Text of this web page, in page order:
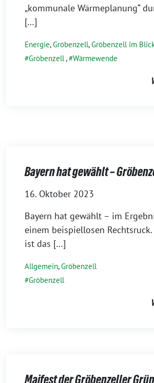
„kommunale Wärmeplanung“
[…]
Energie,Gröbenzell,Gröbenzell im
Gröbenzell, Wärmewende
Bayern hat gewählt –
16. Oktober 2023
Bayern hat gewählt – im
einem beispiellosen
ist das […]
Allgemein,Gröbenzell
Gröbenzell
Maifest der Gröbenzeller